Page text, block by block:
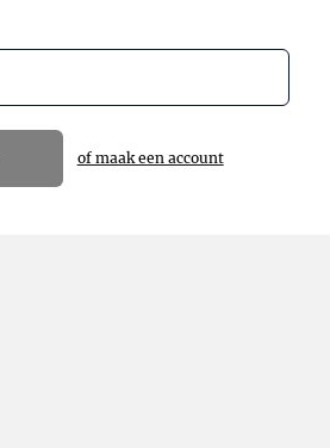
of maak een account